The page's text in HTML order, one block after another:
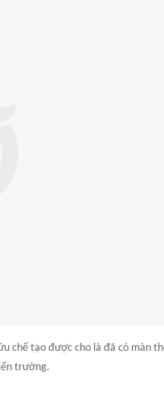
chế tạo được cho là đã có màn
trường.